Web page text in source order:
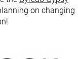
on changing